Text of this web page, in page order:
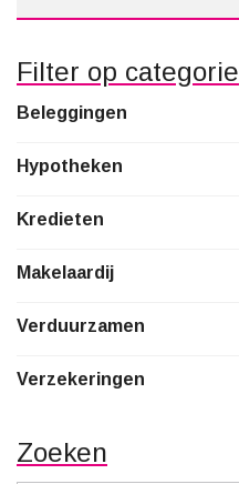
Filter op categorie
Beleggingen
Hypotheken
Kredieten
Makelaardij
Verduurzamen
Verzekeringen
Zoeken